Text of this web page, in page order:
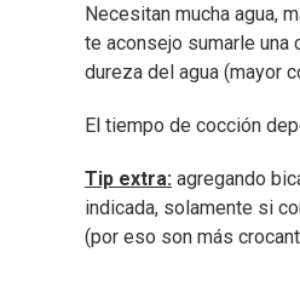
Necesitan mucha agua,
te aconsejo sumarle una
dureza del agua (mayor
El tiempo de cocción
Tip extra: agregando
indicada, solamente si
(por eso son más